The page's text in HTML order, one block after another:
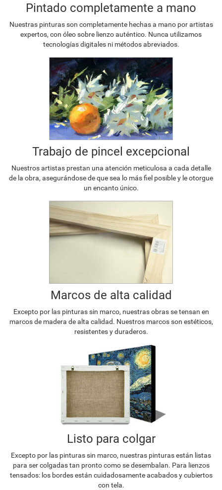
Pintado completamente a mano
Nuestras pinturas son completamente hechas a mano por artistas
expertos, con óleo sobre lienzo auténtico. Nunca utilizamos
tecnologías digitales ni métodos abreviados.
Trabajo de pincel excepcional
Nuestros artistas prestan una atención meticulosa a cada detalle
de la obra, asegurándose de que sea lo más fiel posible y le otorgue
un encanto único.
Marcos de alta calidad
Excepto por las pinturas sin marco, nuestras obras se tensan en
marcos de madera de alta calidad. Nuestros marcos son estéticos,
resistentes y duraderos.
Listo para colgar
Excepto por las pinturas sin marco, nuestras pinturas están listas
para ser colgadas tan pronto como se desembalan. Para lienzos
tensados: los bordes están cuidadosamente acabados y cubiertos
con tela.